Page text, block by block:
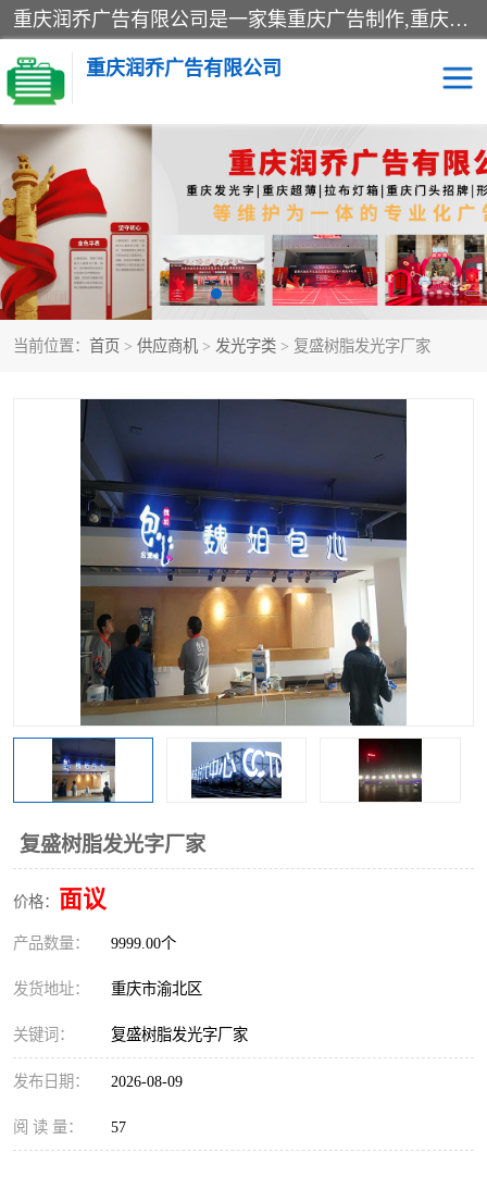
重庆润乔广告有限公司是一家集重庆广告制作,重庆标识标牌,亚克力发光字,led发光字,树脂发光字,超薄灯箱,拉布灯箱,吸塑灯箱,门头招牌,企业形象墙,写真喷绘,x展架,拉网展架,广告展架,条幅,锦旗设计,制作,施工,维护为一体的专业化广告公司.
重庆润乔广告有限公司
当前位置： 首页 > 供应商机 > 发光字类 > 复盛树脂发光字厂家
复盛树脂发光字厂家
价格： 面议
产品数量： 9999.00个
发货地址： 重庆市渝北区
关键词： 复盛树脂发光字厂家
发布日期： 2026-08-09
阅 读 量： 57
招牌类 发光字类
灯箱类 形象墙类
标识标牌类 写真喷绘类
展架 条幅